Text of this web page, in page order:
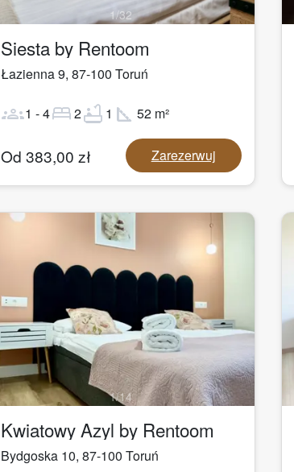
1/32
Siesta by Rentoom
Łazienna 9, 87-100 Toruń
groups1 -4bed2bathtub 1 square_foot 52 m²
Od 383,00 zł Zarezerwuj
1/14
Kwiatowy Azyl by Rentoom
Bydgoska 10, 87-100 Toruń